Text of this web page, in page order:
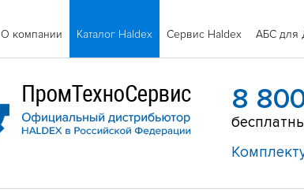
О компании Каталог Haldex Сервис Haldex АБС
8